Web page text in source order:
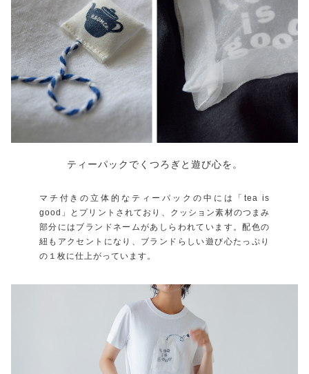
ティーパックでくつろぎと遊び心を。
マチ付きの立体的なティーパックの中には「tea is
good」とプリントされており、クッション素材のつまみ
部分にはブランドネームがあしらわれています。配色の
紐もアクセントになり、ブランドらしい遊び心たっぷり
の１枚に仕上がっています。